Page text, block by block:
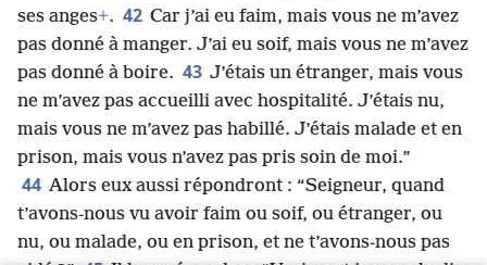
ses anges+. 42 Car j’ai eu faim, mais vous ne m’avez
pas donné à manger. J’ai eu soif, mais vous ne m’avez
pas donné à boire. 43 J’étais un étranger, mais vous
ne m’avez pas accueilli avec hospitalité. J’étais nu,
mais vous ne m’avez pas habillé. J’étais malade et en
prison, mais vous n’avez pas pris soin de moi.”
44 Alors eux aussi répondront : “Seigneur, quand
t’avons-nous vu avoir faim ou soif, ou étranger, ou
nu, ou malade, ou en prison, et ne t’avons-nous pas